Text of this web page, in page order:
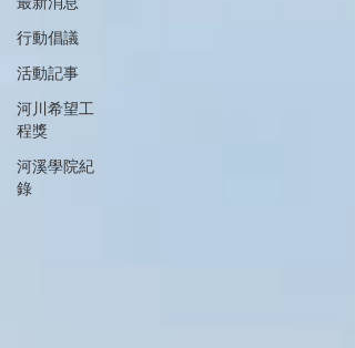
行動倡議
活動記事
河川希望工
程獎
河溪學院紀
錄